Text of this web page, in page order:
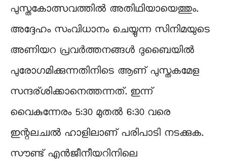
പുസ്തകോത്സവത്തിൽ അതിഥിയായെത്തും.
അദ്ദേഹം സംവിധാനം ചെയ്യുന്ന സിനിമയുടെ
അണിയറ പ്രവര്‍ത്തനങ്ങള്‍ ദുബൈയില്‍
പുരോഗമിക്കുന്നതിനിടെ ആണ് പുസ്തകമേള
സന്ദര്ശിക്കാനെത്തന്നത്. ഇന്ന്
വൈകുന്നേരം 5:30 മുതൽ 6:30 വരെ
ഇന്റലച്വൽ ഹാളിലാണ് പരിപാടി നടക്കുക.
സൗണ്ട് എൻജീനീയറിനിലെ